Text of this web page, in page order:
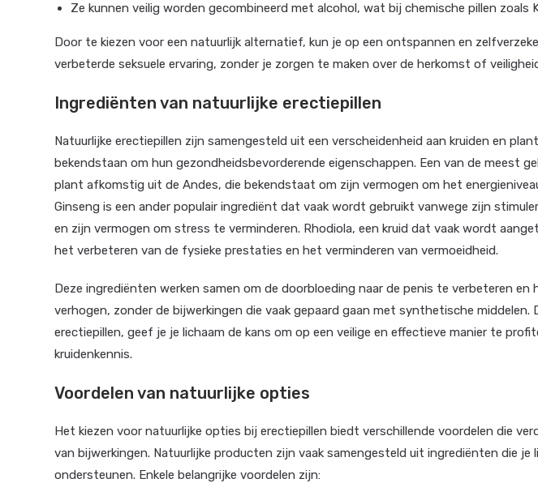
Ze kunnen veilig worden gecombineerd met alcohol, wat bij chemische pillen zoals
Door te kiezen voor een natuurlijk alternatief, kun je op een ontspannen en
verbeterde seksuele ervaring, zonder je zorgen te maken over de herkomst of
Ingrediënten van natuurlijke erectiepillen
Natuurlijke erectiepillen zijn samengesteld uit een verscheidenheid aan kruiden en
bekendstaan om hun gezondheidsbevorderende eigenschappen. Een van de meest
plant afkomstig uit de Andes, die bekendstaat om zijn vermogen om het
Ginseng is een ander populair ingrediënt dat vaak wordt gebruikt vanwege zijn
en zijn vermogen om stress te verminderen. Rhodiola, een kruid dat vaak wordt
het verbeteren van de fysieke prestaties en het verminderen van vermoeidheid.
Deze ingrediënten werken samen om de doorbloeding naar de penis te verbeteren en
verhogen, zonder de bijwerkingen die vaak gepaard gaan met synthetische middelen.
erectiepillen, geef je je lichaam de kans om op een veilige en effectieve manier te
kruidenkennis.
Voordelen van natuurlijke opties
Het kiezen voor natuurlijke opties bij erectiepillen biedt verschillende voordelen die
van bijwerkingen. Natuurlijke producten zijn vaak samengesteld uit ingrediënten die je
ondersteunen. Enkele belangrijke voordelen zijn: